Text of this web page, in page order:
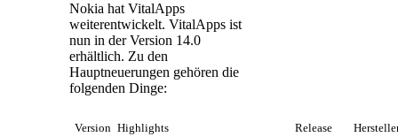
Nokia hat VitalApps
weiterentwickelt. VitalApps ist
nun in der Version 14.0
erhältlich. Zu den
Hauptneuerungen gehören die
folgenden Dinge:
Version Highlights Release